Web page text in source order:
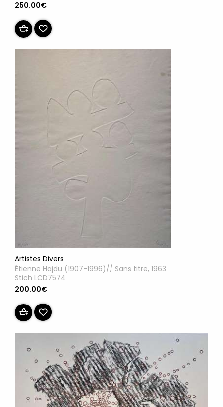
250.00€
Artistes Divers
Étienne Hajdu (1907-1996)// Sans titre, 1963
Stich LCD7574
200.00€